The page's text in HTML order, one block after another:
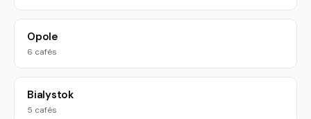
Opole
6 cafés
Bialystok
5 cafés